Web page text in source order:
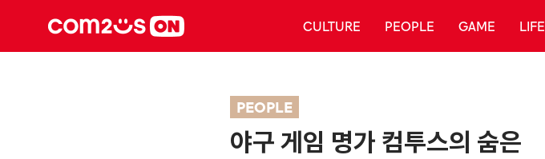
CULTURE PEOPLE GAME LIFE
PEOPLE
야구 게임 명가 컴투스의 숨은